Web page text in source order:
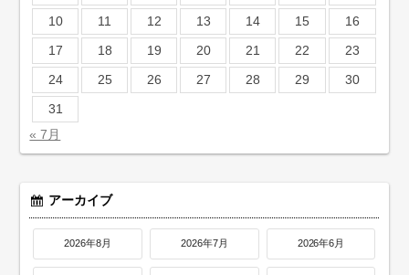
10
11 12 13 14 15
16
17
18 19 20 21 22
23
24
25 26 27 28 29
30
31
« 7月
アーカイブ
2026年8月 2026年7月 2026年6月